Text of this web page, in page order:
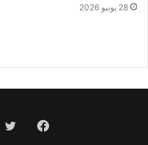
28 يونيو 2026
فيسبوك